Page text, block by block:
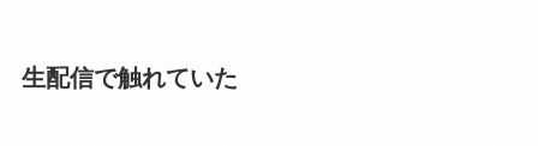
生配信で触れていた